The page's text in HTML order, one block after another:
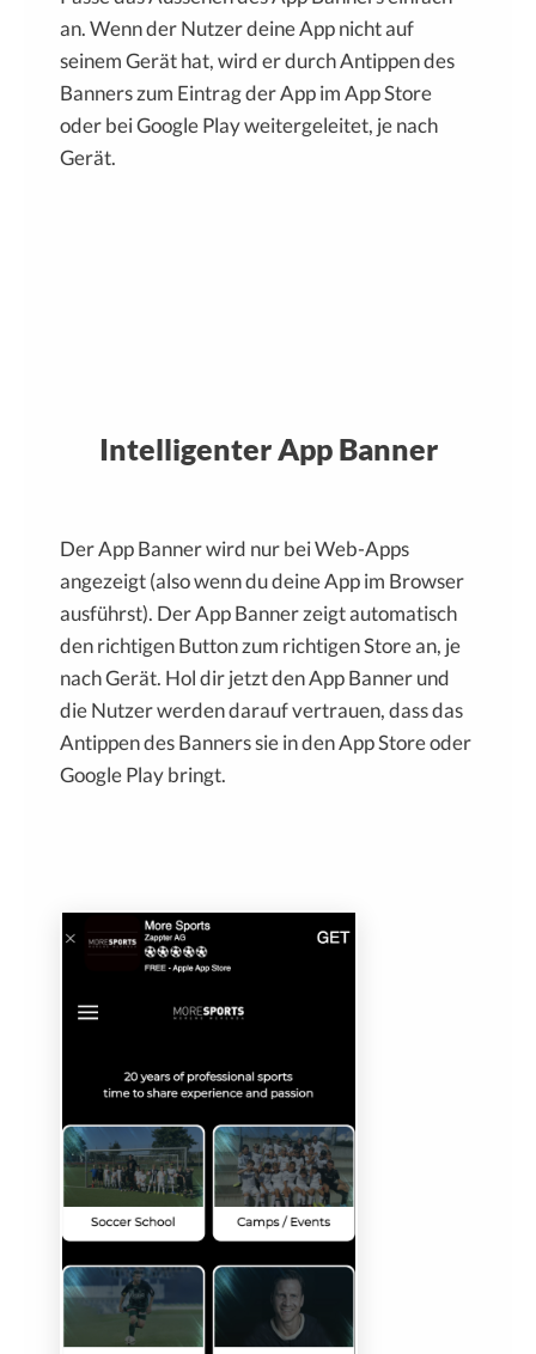
an. Wenn der Nutzer deine App nicht auf
seinem Gerät hat, wird er durch Antippen des
Banners zum Eintrag der App im App Store
oder bei Google Play weitergeleitet, je nach
Gerät.
Intelligenter App Banner
Der App Banner wird nur bei Web-Apps
angezeigt (also wenn du deine App im Browser
ausführst). Der App Banner zeigt automatisch
den richtigen Button zum richtigen Store an, je
nach Gerät. Hol dir jetzt den App Banner und
die Nutzer werden darauf vertrauen, dass das
Antippen des Banners sie in den App Store oder
Google Play bringt.